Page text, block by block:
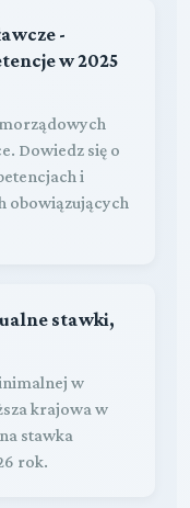
-
w 2025
Dowiedz się o
i
obowiązujących
stawki,
w
krajowa w
stawka
rok.